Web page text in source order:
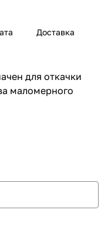
Доставка
для откачки
маломерного